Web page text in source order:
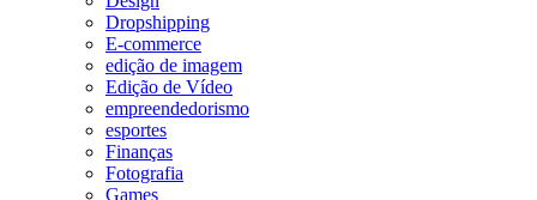
Dropshipping
E-commerce
edição de imagem
Edição de Vídeo
empreendedorismo
esportes
Finanças
Fotografia
Games